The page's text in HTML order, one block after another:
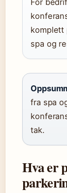
For
komplett
spa og
fra spa
tak.
Hva er